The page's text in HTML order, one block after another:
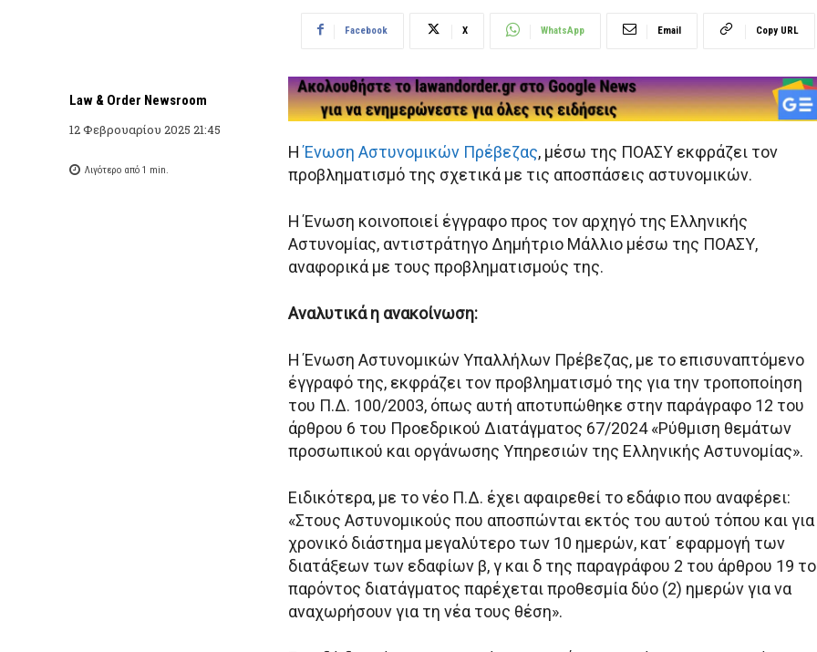
Law & Order Newsroom
12 Φεβρουαρίου 2025 21:45
Λιγότερο από 1 min.
Facebook X WhatsApp Email Copy URL
ΗΈνωση Αστυνομικών Πρέβεζας, μέσω της ΠΟΑΣΥ εκφράζει τον
προβληματισμό της σχετικά με τις αποσπάσεις αστυνομικών.
Η Ένωση κοινοποιεί έγγραφο προς τον αρχηγό της Ελληνικής
Αστυνομίας, αντιστράτηγο Δημήτριο Μάλλιο μέσω της ΠΟΑΣΥ,
αναφορικά με τους προβληματισμούς της.
Αναλυτικά η ανακοίνωση:
Η Ένωση Αστυνομικών Υπαλλήλων Πρέβεζας, με το επισυναπτόμενο
έγγραφό της, εκφράζει τον προβληματισμό της για την τροποποίηση
του Π.Δ. 100/2003, όπως αυτή αποτυπώθηκε στην παράγραφο 12 του
άρθρου 6 του Προεδρικού Διατάγματος 67/2024 «Ρύθμιση θεμάτων
προσωπικού και οργάνωσης Υπηρεσιών της Ελληνικής Αστυνομίας».
Ειδικότερα, με το νέο Π.Δ. έχει αφαιρεθεί το εδάφιο που αναφέρει:
«Στους Αστυνομικούς που αποσπώνται εκτός του αυτού τόπου και για
χρονικό διάστημα μεγαλύτερο των 10 ημερών, κατ΄ εφαρμογή των
διατάξεων των εδαφίων β, γ και δ της παραγράφου 2 του άρθρου 19
παρόντος διατάγματος παρέχεται προθεσμία δύο (2) ημερών για να
αναχωρήσουν για τη νέα τους θέση».